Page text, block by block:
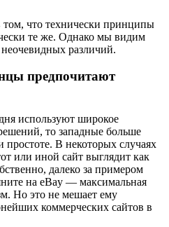
что технически принципы
те же. Однако мы видим
различий.
предпочитают
используют широкое
то западные больше
В некоторых случаях
или иной сайт выглядит как
далеко за примером
на eBay — максимальная
Но это не мешает ему
коммерческих сайтов в